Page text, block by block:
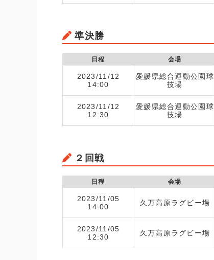
準決勝
日程 会場
2023/11/12
14:00
愛媛県総合運動公園球
技場
2023/11/12
12:30
愛媛県総合運動公園球
技場
２回戦
日程 会場
2023/11/05
14:00
久万高原ラグビー場
2023/11/05
12:30
久万高原ラグビー場